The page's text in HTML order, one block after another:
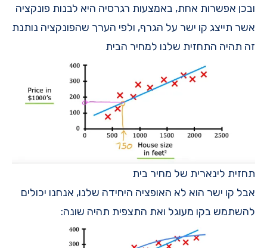
ובכן אפשרות אחת, באמצעות רגרסיה היא לבנות פונקציה
אשר תייצג קו ישר על הגרף, ולפי הערך שהפונקציה נותנת
זה תהיה התחזית שלנו למחיר הבית
תחזית לינארית של מחיר בית
אבל קו ישר הוא לא האופציה היחידה שלנו, אנחנו יכולים
להשתמש בקו מעוגל ואת התצפית תהיה שונה: